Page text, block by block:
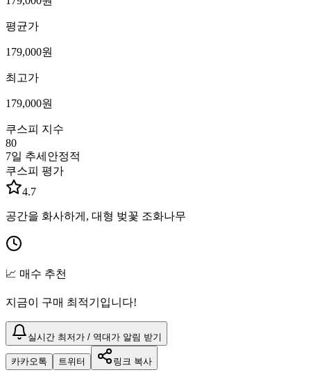
평균가
179,000원
최고가
179,000원
쿠스피 지수
80
7일 추세 안정적
쿠스피 평가
4.7
공간을 화사하게, 대형 벚꽃 조화나무
📈 매수 추천
지금이 구매 최적기입니다!
실시간 최저가 / 역대가 알림 받기
카카오톡 트위터 링크 복사